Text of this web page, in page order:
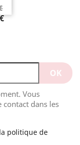
Vous
dans les
politique de